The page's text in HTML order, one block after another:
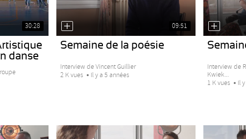
30:28
danse
09:51
Semaine de la poésie
Interview de Vincent Guillier
2 K vues
Il y a 5 années
Interview de
Kwiek...
1 K vues
Il